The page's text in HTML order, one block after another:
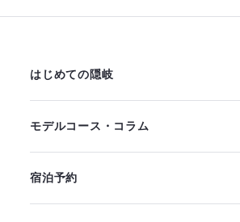
はじめての隠岐
モデルコース・コラム
宿泊予約